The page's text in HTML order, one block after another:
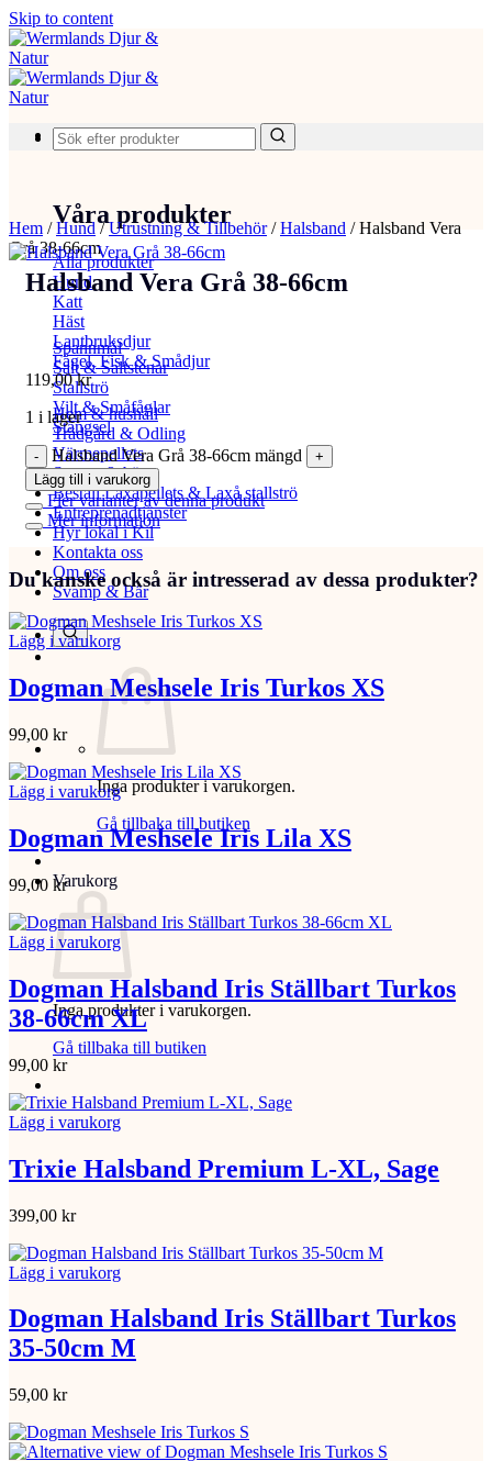
Skip to content
Produkter
Våra produkter
Alla produkter
Hund
Katt
Häst
Lantbruksdjur
Fågel, Fisk & Smådjur
Spannmål
Salt & Saltstenar
Stallströ
Vilt & Småfåglar
Stängsel
Hem & hushåll
Trädgård & Odling
Värmepellets
Svamp & bär
Beställ Laxåpellets & Laxå stallströ
Entreprenadtjänster
Hyr lokal i Kil
Kontakta oss
Om oss
Svamp & Bär
Inga produkter i varukorgen.
Gå tillbaka till butiken
Varukorg
Inga produkter i varukorgen.
Gå tillbaka till butiken
Hem /Hund/Utrustning & Tillbehör/Halsband /Halsband Vera
Grå 38-66cm
Halsband Vera Grå 38-66cm
119,00kr
1 i lager
Halsband Vera Grå 38-66cm mängd
Lägg till i varukorg
Fler varianter av denna produkt
Mer information
Du kanske också är intresserad av dessa produkter?
Lägg i varukorg
Dogman Meshsele Iris Turkos XS
99,00 kr
Lägg i varukorg
Dogman Meshsele Iris Lila XS
99,00 kr
Lägg i varukorg
Dogman Halsband Iris Ställbart Turkos
38-66cm XL
99,00 kr
Lägg i varukorg
Trixie Halsband Premium L-XL, Sage
399,00 kr
Lägg i varukorg
Dogman Halsband Iris Ställbart Turkos
35-50cm M
59,00 kr